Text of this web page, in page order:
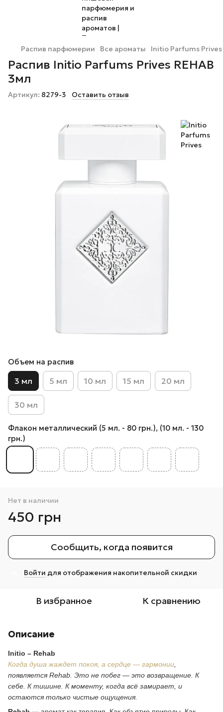
Распив парфюмерии Все ароматы Initio Parfums Prives
Распив Initio Parfums Prives REHAB
3мл
Артикул: 8279-3 Оставить отзыв
Объем на распив
3 мл 5 мл 10 мл 15 мл 20 мл
30 мл
Флакон металлический (5 мл. - 80 грн.), (10 мл. - 130
грн.)
Нет в наличии
450 грн
Сообщить, когда появится
Войти для отображения накопительной скидки
В избранное К сравнению
Описание
Initio – Rehab
Когда душа жаждет покоя, а сердце — гармонии
появляется Rehab. Это не побег — это возвращение. К
себе. К тишине. К моменту, когда всё замирает, и
остаются только чистые ощущения.